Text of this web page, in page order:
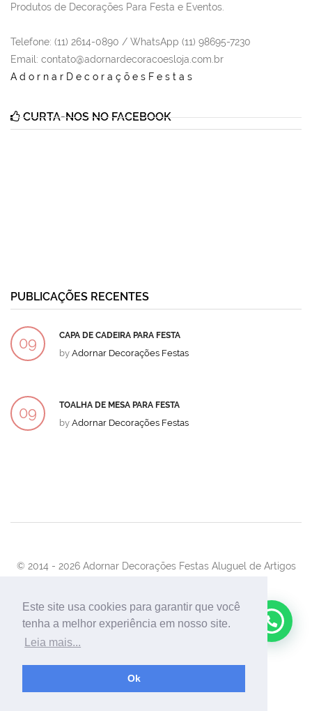
Este site usa cookies para garantir que você
tenha a melhor experiência em nosso site.
Leia mais...
Ok
Produtos de Decorações Para Festa e Eventos.
Telefone: (11) 2614-0890 / WhatsApp (11) 98695-7230
Email : contato@adornardecoracoesloja.com.br
AdornarDecoraçõesFestas
CURTA-NOS NO FACEBOOK
PUBLICAÇÕES RECENTES
09 CAPA DE CADEIRA PARA FESTA
by Adornar Decorações Festas
09 TOALHA DE MESA PARA FESTA
by Adornar Decorações Festas
© 2014 - 2026 Adornar Decorações Festas Aluguel de Artigos
Desenvolvimento:UnionForAgênciaWeb